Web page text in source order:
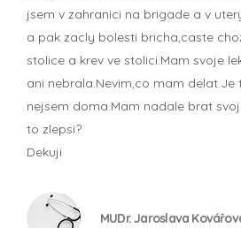
jsem v zahranici na brigade a v
a pak zacly bolesti bricha,caste
stolice a krev ve stolici.Mam svoje
ani nebrala.Nevim,co mam
nejsem doma.Mam nadale brat
to zlepsi?
Dekuji
MUDr. Jaroslava